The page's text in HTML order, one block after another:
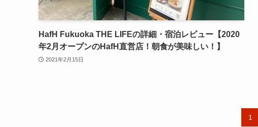
HafH Fukuoka THE LIFEの詳細・宿泊レビュー【2020
年2月オープンのHafH直営店！朝食が美味しい！】
2021年2月15日
1